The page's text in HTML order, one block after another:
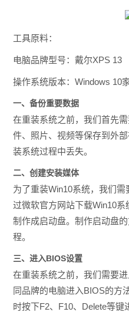
工具原料：
电脑品牌型号：戴尔XPS 13
操作系统版本：Windows 10
一、备份重要数据
在重装系统之前，我们首先
件、照片、视频等保存到外
装系统过程中丢失。
二、创建安装媒体
为了重装Win10系统，我们
过微软官方网站下载Win10
制作成启动盘。制作启动盘
程。
三、进入BIOS设置
在重装系统之前，我们需要
同品牌的电脑进入BIOS的方
时按下F2、F10、Delete等